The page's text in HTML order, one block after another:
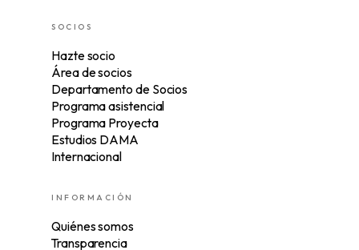
SOCIOS
Hazte socio
Área de socios
Departamento de Socios
Programa asistencial
Programa Proyecta
Estudios DAMA
Internacional
INFORMACIÓN
Quiénes somos
Transparencia